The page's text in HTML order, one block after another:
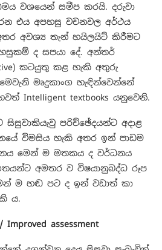
වශයෙන් සමීප කරයි. දරුවා
එය අපහසු වචනවල අර්ථය
අවශ්‍ය තැන් හයිලයිට් කිරීමට
ද සපයා දේ. අන්තර්
කටයුතු කළ හැකි අතුරු
මෘදුකාංග හැඳින්වෙන්නේ
Intelligent textbooks යනුවෙනි.
පරිච්ඡේදයන්ට අදාළ
විමසිය හැකි අතර ඉන් පාඩම
මෙන් ම මතකය ද වර්ධනය
අමතර ව විෂයානුබද්ධ රූප
ම හඬ පට ද ඉන් වඩාත් කා
ය.
assessment